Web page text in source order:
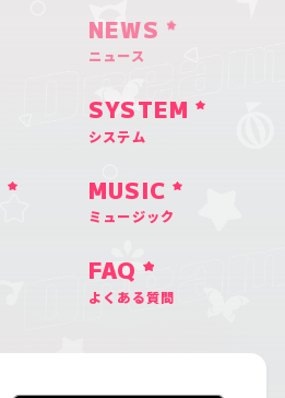
NEWS
ニュース
SYSTEM
システム
MUSIC
ミュージック
FAQ
よくある質問